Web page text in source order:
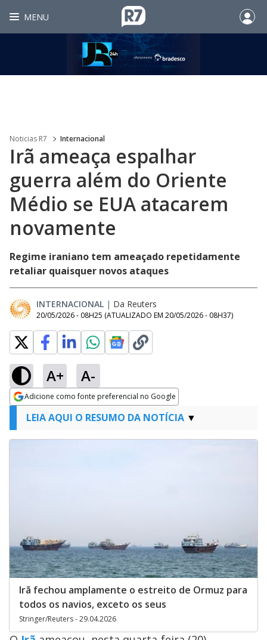
MENU
Noticias R7 Internacional
Irã ameaça espalhar
guerra além do Oriente
Médio se EUA atacarem
novamente
Regime iraniano tem ameaçado repetidamente
retaliar quaisquer novos ataques
INTERNACIONAL | Da Reuters
20/05/2026 - 08H25 (ATUALIZADO EM 20/05/2026 - 08H37)
A+ A-
Adicione como fonte preferencial no Google
Opens in new window
LEIA AQUI O RESUMO DA NOTÍCIA
Irã fechou amplamente o estreito de Ormuz para
todos os navios, exceto os seus
Stringer/Reuters - 29.04.2026